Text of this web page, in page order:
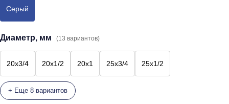
Серый
Диаметр, мм (13 вариантов)
20х3/4 20х1/2 20х1 25х3/4 25х1/2
+ Еще 8 вариантов